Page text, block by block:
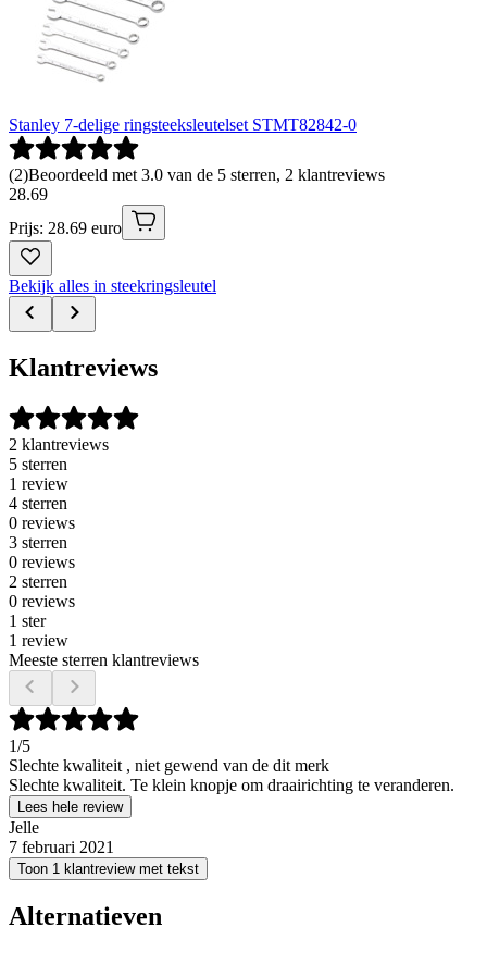
Stanley 7-delige ringsteeksleutelset STMT82842-0
(2)Beoordeeld met 3.0 van de 5 sterren, 2 klantreviews
28.69
Prijs: 28.69 euro
Bekijk alles in steekringsleutel
Klantreviews
2 klantreviews
5 sterren
1 review
4 sterren
0 reviews
3 sterren
0 reviews
2 sterren
0 reviews
1 ster
1 review
Meeste sterren klantreviews
1/5
Slechte kwaliteit , niet gewend van de dit merk
Slechte kwaliteit. Te klein knopje om draairichting te veranderen.
Lees hele review
Jelle
7 februari 2021
Toon 1 klantreview met tekst
Alternatieven